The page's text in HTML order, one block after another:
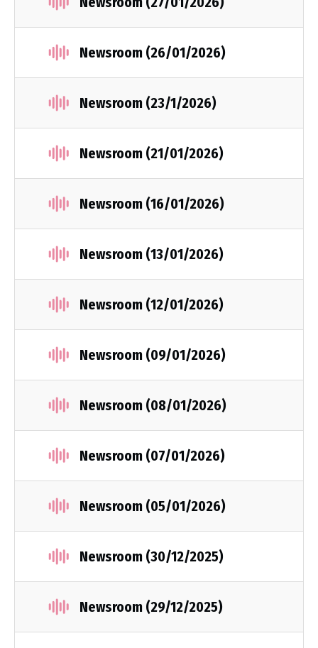
Newsroom (26/01/2026)
Newsroom (23/1/2026)
Newsroom (21/01/2026)
Newsroom (16/01/2026)
Newsroom (13/01/2026)
Newsroom (12/01/2026)
Newsroom (09/01/2026)
Newsroom (08/01/2026)
Newsroom (07/01/2026)
Newsroom (05/01/2026)
Newsroom (30/12/2025)
Newsroom (29/12/2025)